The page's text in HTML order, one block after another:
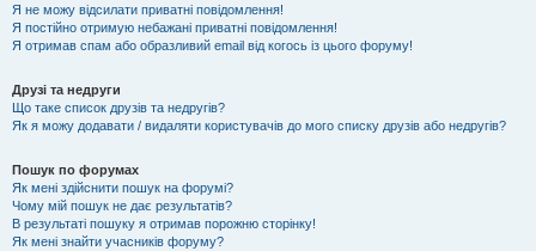
Я не можу відсилати приватні повідомлення!
Я постійно отримую небажані приватні повідомлення!
Я отримав спам або образливий email від когось із цього форуму!
Друзі та недруги
Що таке список друзів та недругів?
Як я можу додавати / видаляти користувачів до мого списку друзів або недругів?
Пошук по форумах
Як мені здійснити пошук на форумі?
Чому мій пошук не дає результатів?
В результаті пошуку я отримав порожню сторінку!
Як мені знайти учасників форуму?